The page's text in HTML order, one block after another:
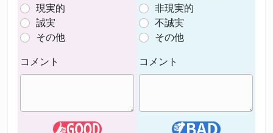
現実的
誠実
その他
コメント
非現実的
不誠実
その他
コメント